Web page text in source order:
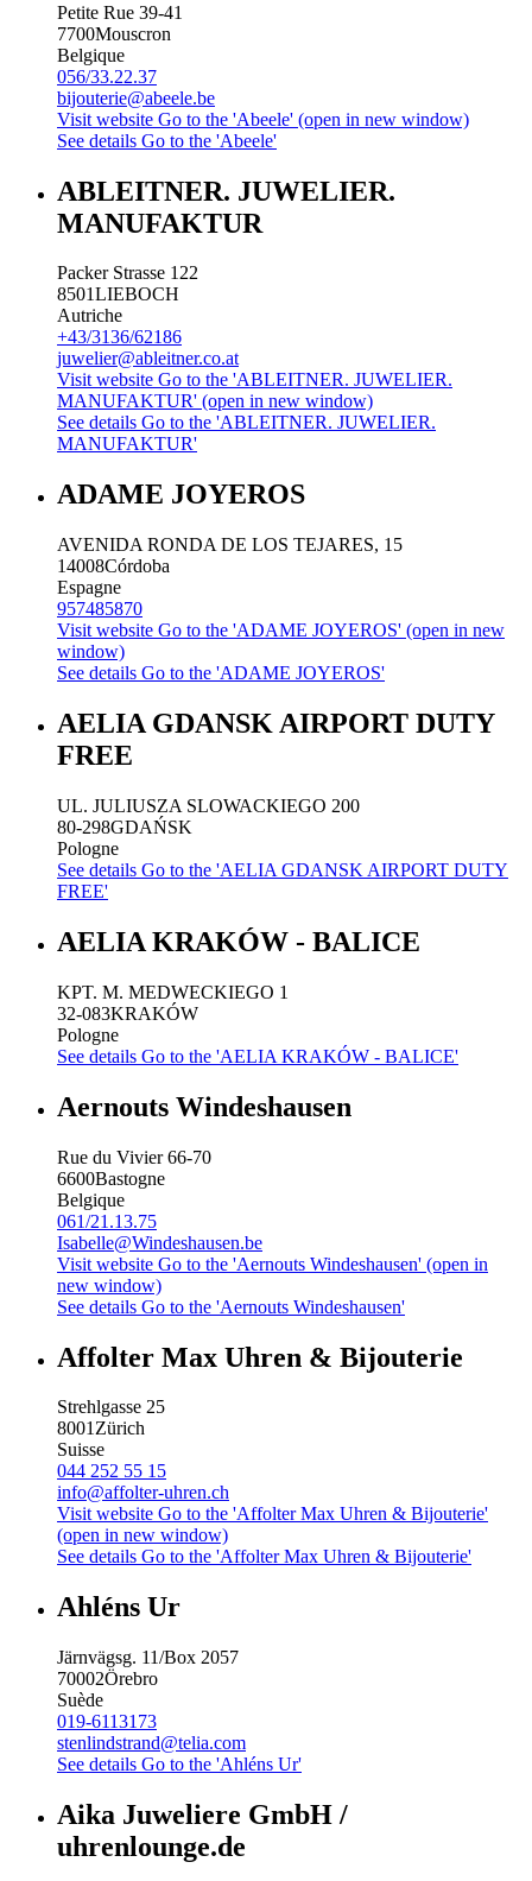
Petite Rue 39-41
7700Mouscron
Belgique
056/33.22.37
bijouterie@abeele.be
Visit website Go to the 'Abeele' (open in new window)
See details Go to the 'Abeele'
ABLEITNER. JUWELIER.
MANUFAKTUR
Packer Strasse 122
8501LIEBOCH
Autriche
+43/3136/62186
juwelier@ableitner.co.at
Visit website Go to the 'ABLEITNER. JUWELIER.
MANUFAKTUR' (open in new window)
See details Go to the 'ABLEITNER. JUWELIER.
MANUFAKTUR'
ADAME JOYEROS
AVENIDA RONDA DE LOS TEJARES, 15
14008Córdoba
Espagne
957485870
Visit website Go to the 'ADAME JOYEROS' (open in new
window)
See details Go to the 'ADAME JOYEROS'
AELIA GDANSK AIRPORT DUTY
FREE
UL. JULIUSZA SLOWACKIEGO 200
80-298GDAŃSK
Pologne
See details Go to the 'AELIA GDANSK AIRPORT DUTY
FREE'
AELIA KRAKÓW - BALICE
KPT. M. MEDWECKIEGO 1
32-083KRAKÓW
Pologne
See details Go to the 'AELIA KRAKÓW - BALICE'
Aernouts Windeshausen
Rue du Vivier 66-70
6600Bastogne
Belgique
061/21.13.75
Isabelle@Windeshausen.be
Visit website Go to the 'Aernouts Windeshausen' (open in
new window)
See details Go to the 'Aernouts Windeshausen'
Affolter Max Uhren & Bijouterie
Strehlgasse 25
8001Zürich
Suisse
044 252 55 15
info@affolter-uhren.ch
Visit website Go to the 'Affolter Max Uhren & Bijouterie'
(open in new window)
See details Go to the 'Affolter Max Uhren & Bijouterie'
Ahléns Ur
Järnvägsg. 11/Box 2057
70002Örebro
Suède
019-6113173
stenlindstrand@telia.com
See details Go to the 'Ahléns Ur'
Aika Juweliere GmbH /
uhrenlounge.de